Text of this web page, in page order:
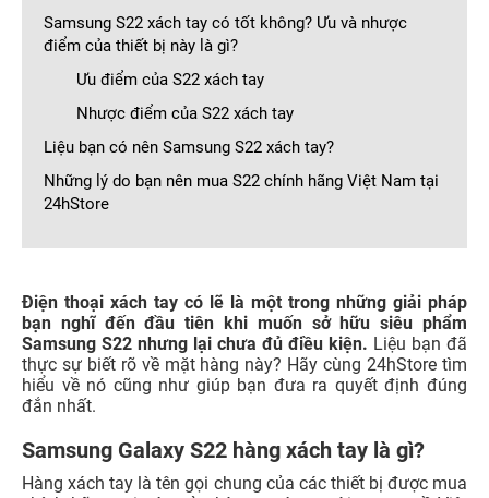
Samsung S22 xách tay có tốt không? Ưu và nhược
điểm của thiết bị này là gì?
Ưu điểm của S22 xách tay
Nhược điểm của S22 xách tay
Liệu bạn có nên Samsung S22 xách tay?
Những lý do bạn nên mua S22 chính hãng Việt Nam tại
24hStore
Điện thoại xách tay có lẽ là một trong những giải pháp
bạn nghĩ đến đầu tiên khi muốn sở hữu siêu phẩm
Samsung S22 nhưng lại chưa đủ điều kiện. Liệu bạn đã
thực sự biết rõ về mặt hàng này? Hãy cùng 24hStore tìm
hiểu về nó cũng như giúp bạn đưa ra quyết định đúng
đắn nhất.
Samsung Galaxy S22 hàng xách tay là gì?
Hàng xách tay là tên gọi chung của các thiết bị được mua